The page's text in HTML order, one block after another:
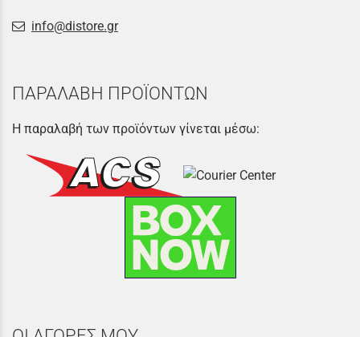
info@distore.gr
ΠΑΡΑΛΑΒΗ ΠΡΟΪΟΝΤΩΝ
Η παραλαβή των προϊόντων γίνεται μέσω: